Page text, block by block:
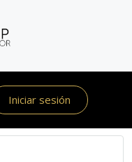
Iniciar sesión